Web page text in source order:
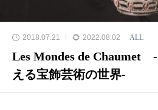
2018.07.21 2022.08.02 ALL
Les Mondes de Chaumet
える宝飾芸術の世界-